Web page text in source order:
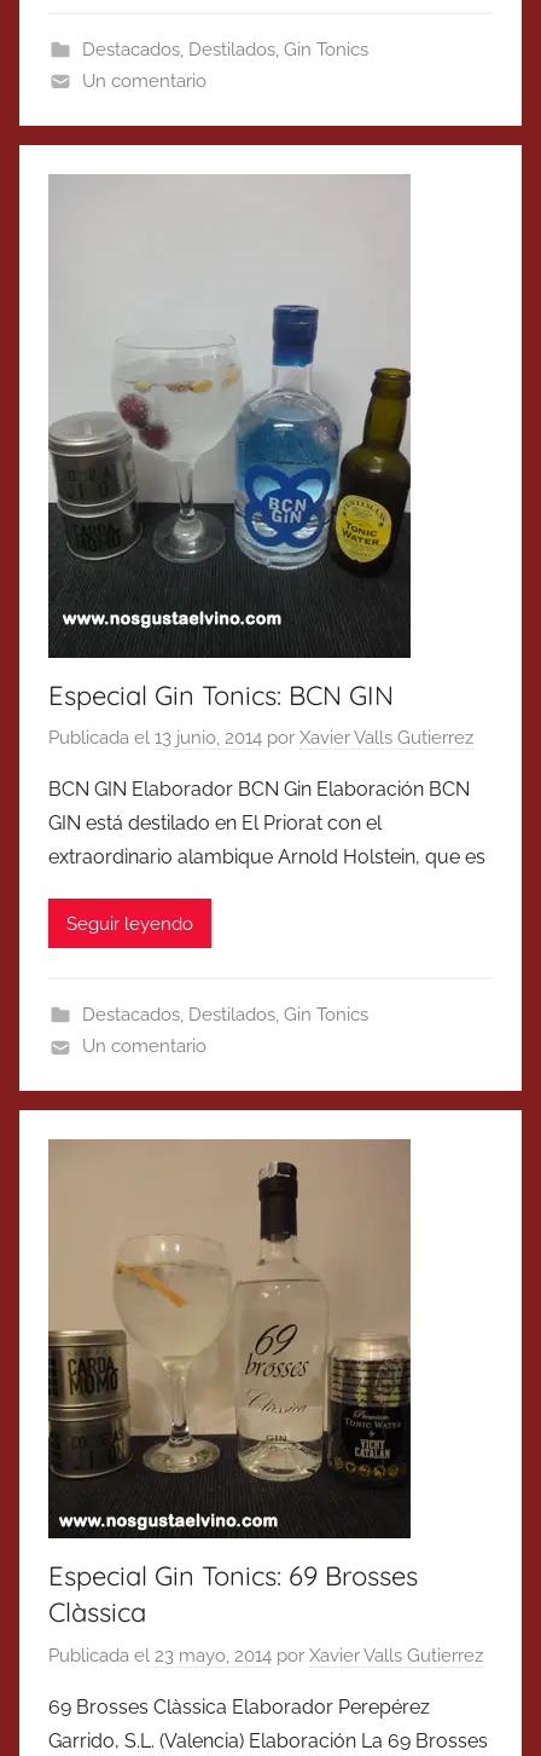
Destacados, Destilados, Gin Tonics
Un comentario
Especial Gin Tonics: BCN GIN
Publicada el 13 junio, 2014 por Xavier Valls Gutierrez
BCN GIN Elaborador BCN Gin Elaboración BCN
GIN está destilado en El Priorat con el
extraordinario alambique Arnold Holstein, que es
Seguir leyendo
Destacados, Destilados, Gin Tonics
Un comentario
Especial Gin Tonics: 69 Brosses
Clàssica
Publicada el 23 mayo, 2014 por Xavier Valls Gutierrez
69 Brosses Clàssica Elaborador Perepérez
Garrido, S.L. (Valencia) Elaboración La 69 Brosses